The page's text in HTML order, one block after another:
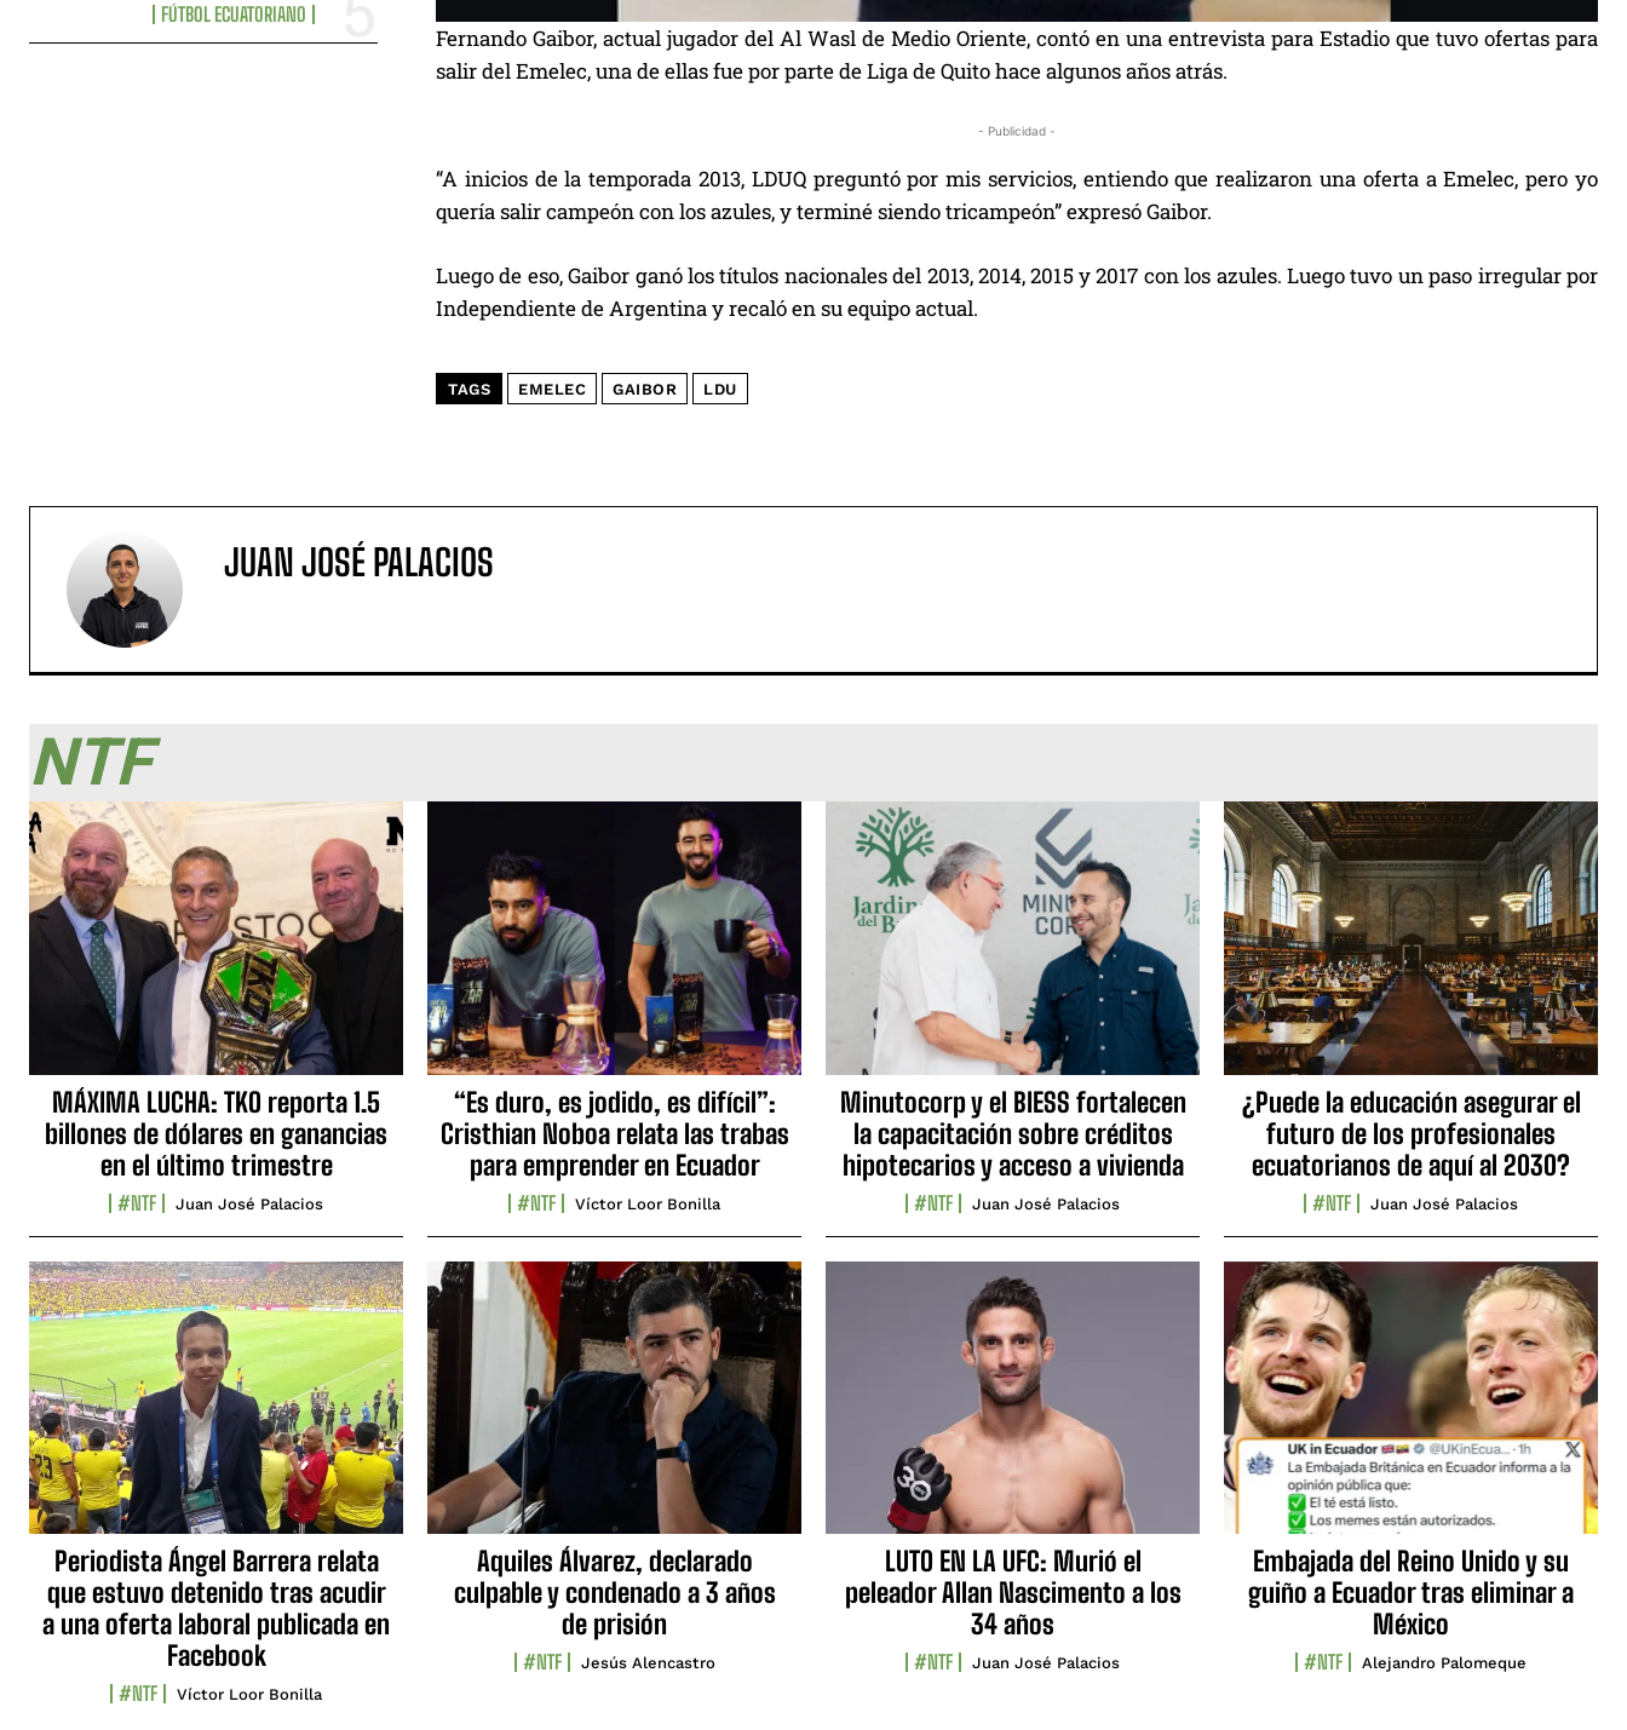
FÚTBOL ECUATORIANO
Fernando Gaibor, actual jugador del Al Wasl de Medio Oriente, contó en una entrevista para Estadio que tuvo ofertas para
salir del Emelec, una de ellas fue por parte de Liga de Quito hace algunos años atrás.
- Publicidad -
“A inicios de la temporada 2013, LDUQ preguntó por mis servicios, entiendo que realizaron una oferta a Emelec, pero yo
quería salir campeón con los azules, y terminé siendo tricampeón” expresó Gaibor.
Luego de eso, Gaibor ganó los títulos nacionales del 2013, 2014, 2015 y 2017 con los azules. Luego tuvo un paso irregular por
Independiente de Argentina y recaló en su equipo actual.
TAGS EMELEC GAIBOR LDU
JUAN JOSÉ PALACIOS
NTF
MÁXIMA LUCHA: TKO reporta 1.5
billones de dólares en ganancias
en el último trimestre
#NTF Juan José Palacios
“Es duro, es jodido, es difícil”:
Cristhian Noboa relata las trabas
para emprender en Ecuador
#NTF Víctor Loor Bonilla
Minutocorp y el BIESS fortalecen
la capacitación sobre créditos
hipotecarios y acceso a vivienda
#NTF Juan José Palacios
¿Puede la educación asegurar el
futuro de los profesionales
ecuatorianos de aquí al 2030?
#NTF Juan José Palacios
Periodista Ángel Barrera relata
que estuvo detenido tras acudir
a una oferta laboral publicada en
Facebook
#NTF Víctor Loor Bonilla
Aquiles Álvarez, declarado
culpable y condenado a 3 años
de prisión
#NTF Jesús Alencastro
LUTO EN LA UFC: Murió el
peleador Allan Nascimento a los
34 años
#NTF Juan José Palacios
Embajada del Reino Unido y su
guiño a Ecuador tras eliminar a
México
#NTF Alejandro Palomeque